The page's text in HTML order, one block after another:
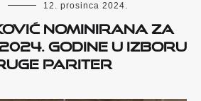
12. prosinca 2024.
nominirana za
godine u izboru
PaRiTer